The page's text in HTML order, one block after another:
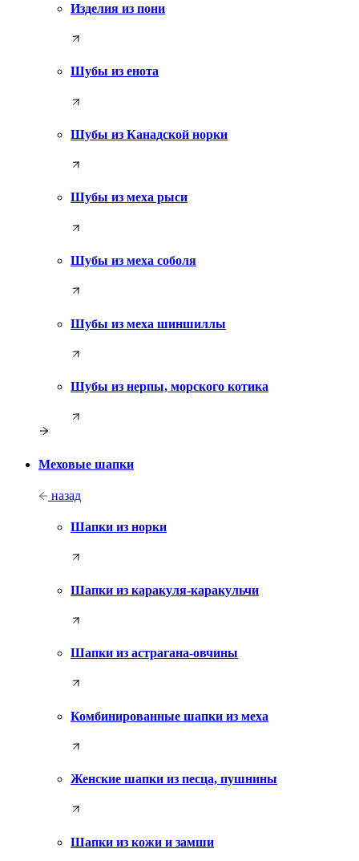
Изделия из пони
Шубы из енота
Шубы из Канадской норки
Шубы из меха рыси
Шубы из меха соболя
Шубы из меха шиншиллы
Шубы из нерпы, морского котика
Меховые шапки
назад
Шапки из норки
Шапки из каракуля-каракульчи
Шапки из астрагана-овчины
Комбинированные шапки из меха
Женские шапки из песца, пушнины
Шапки из кожи и замши